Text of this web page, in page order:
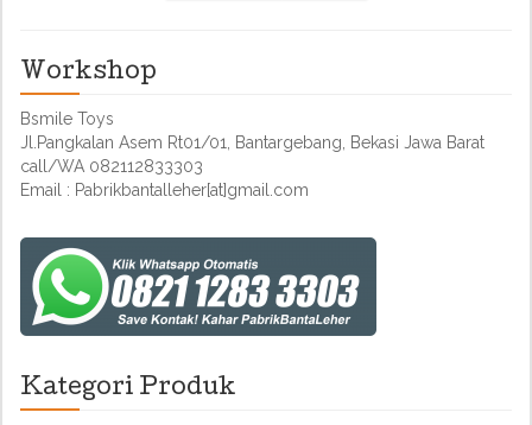
Workshop
Bsmile Toys
Jl.Pangkalan Asem Rt01/01, Bantargebang, Bekasi Jawa Barat
call/WA 082112833303
Email : Pabrikbantalleher[at]gmail.com
Kategori Produk